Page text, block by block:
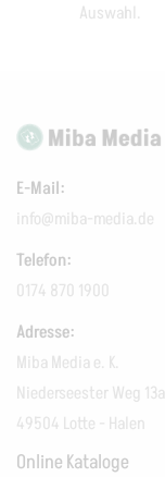
Auswahl.
E-Mail:
info@miba-media.de
Telefon:
0174 870 1900
Adresse:
Miba Media e. K.
Niederseester Weg 13a
49504 Lotte - Halen
Online Kataloge